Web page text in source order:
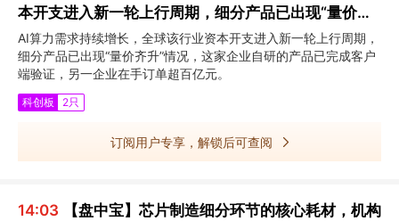
本开支进入新一轮上行周期，细分产品已出现“量价齐
升”情况，这家企业在手订单超百亿元
AI算力需求持续增长，全球该行业资本开支进入新一轮上行周期，
细分产品已出现“量价齐升”情况，这家企业自研的产品已完成客户
端验证，另一企业在手订单超百亿元。
科创板 2只
订阅用户专享，解锁后可查阅
14:03
【盘中宝】芯片制造细分环节的核心耗材，机构